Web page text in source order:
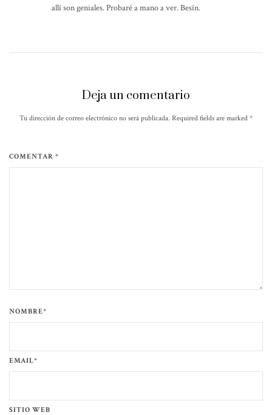
allí son geniales. Probaré a mano a ver. Besín.
Deja un comentario
Tu dirección de correo electrónico no será publicada. Required fields are marked *
COMENTAR *
NOMBRE*
EMAIL*
SITIO WEB